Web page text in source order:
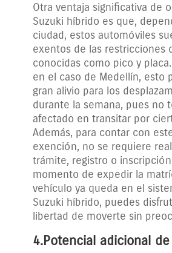
Otra ventaja significativa de
Suzuki híbrido es que,
ciudad, estos automóviles
exentos de las restricciones
conocidas como pico y
en el caso de Medellín, esto
gran alivio para los
durante la semana, pues no
afectado en transitar por
Además, para contar con
exención, no se requiere
trámite, registro o
momento de expedir la
vehículo ya queda en el
Suzuki híbrido, puedes
libertad de moverte sin
4.Potencial adicional